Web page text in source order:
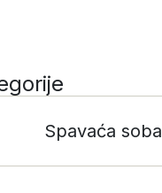
Spavaća soba